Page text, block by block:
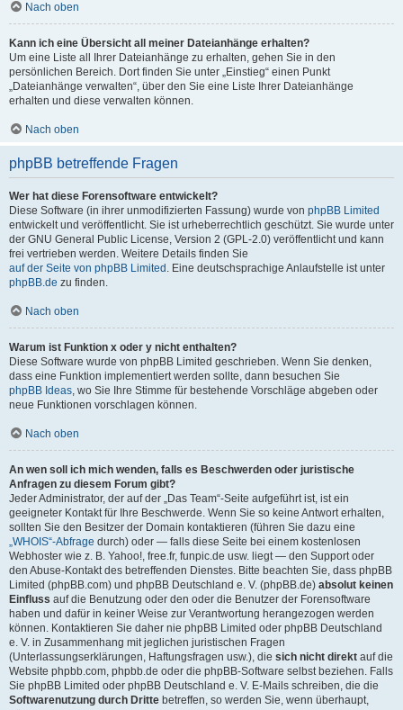
Nach oben
Kann ich eine Übersicht all meiner Dateianhänge erhalten?
Um eine Liste all Ihrer Dateianhänge zu erhalten, gehen Sie in den
persönlichen Bereich. Dort finden Sie unter „Einstieg“ einen Punkt
„Dateianhänge verwalten“, über den Sie eine Liste Ihrer Dateianhänge
erhalten und diese verwalten können.
Nach oben
phpBB betreffende Fragen
Wer hat diese Forensoftware entwickelt?
Diese Software (in ihrer unmodifizierten Fassung) wurde von phpBB Limited
entwickelt und veröffentlicht. Sie ist urheberrechtlich geschützt. Sie wurde unter
der GNU General Public License, Version 2 (GPL-2.0) veröffentlicht und kann
frei vertrieben werden. Weitere Details finden Sie
auf der Seite von phpBB Limited . Eine deutschsprachige Anlaufstelle ist unter
phpBB.de zu finden.
Nach oben
Warum ist Funktion x oder y nicht enthalten?
Diese Software wurde von phpBB Limited geschrieben. Wenn Sie denken,
dass eine Funktion implementiert werden sollte, dann besuchen Sie
phpBB Ideas, wo Sie Ihre Stimme für bestehende Vorschläge abgeben oder
neue Funktionen vorschlagen können.
Nach oben
An wen soll ich mich wenden, falls es Beschwerden oder juristische
Anfragen zu diesem Forum gibt?
Jeder Administrator, der auf der „Das Team“-Seite aufgeführt ist, ist ein
geeigneter Kontakt für Ihre Beschwerde. Wenn Sie so keine Antwort erhalten,
sollten Sie den Besitzer der Domain kontaktieren (führen Sie dazu eine
„WHOIS“-Abfrage durch) oder — falls diese Seite bei einem kostenlosen
Webhoster wie z. B. Yahoo!, free.fr, funpic.de usw. liegt — den Support oder
den Abuse-Kontakt des betreffenden Dienstes. Bitte beachten Sie, dass phpBB
Limited (phpBB.com) und phpBB Deutschland e. V. (phpBB.de) absolut keinen
Einfluss auf die Benutzung oder den oder die Benutzer der Forensoftware
haben und dafür in keiner Weise zur Verantwortung herangezogen werden
können. Kontaktieren Sie daher nie phpBB Limited oder phpBB Deutschland
e. V. in Zusammenhang mit jeglichen juristischen Fragen
(Unterlassungserklärungen, Haftungsfragen usw.), die sich nicht direkt auf die
Website phpbb.com, phpbb.de oder die phpBB-Software selbst beziehen. Falls
Sie phpBB Limited oder phpBB Deutschland e. V. E-Mails schreiben, die die
Softwarenutzung durch Dritte betreffen, so werden Sie, wenn überhaupt,